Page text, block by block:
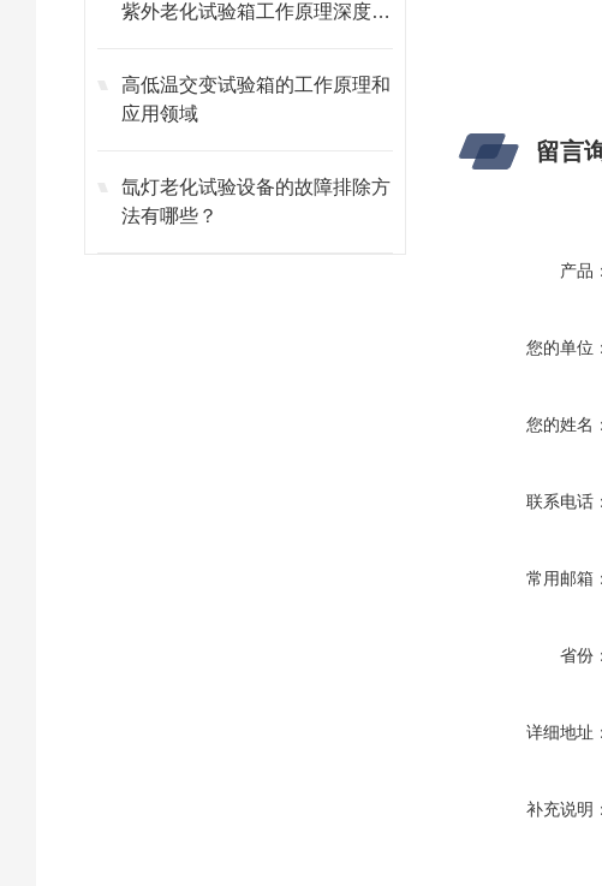
紫外老化试验箱工作原理深度剖
高低温交变试验箱的工作原理和
应用领域
氙灯老化试验设备的故障排除方
法有哪些？
留言
产品：
您的单位：
您的姓名：
联系电话：
常用邮箱：
省份：
详细地址：
补充说明：